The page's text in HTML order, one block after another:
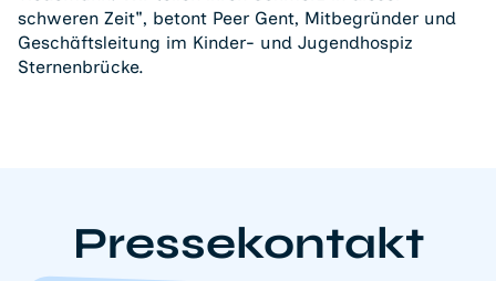
schweren Zeit", betont Peer Gent, Mitbegründer und
Geschäftsleitung im Kinder- und Jugendhospiz
Sternenbrücke.
Pressekontakt